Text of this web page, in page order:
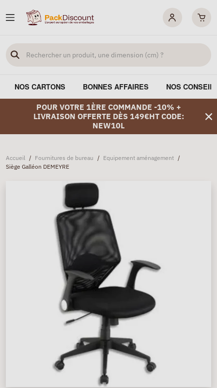
NOS CARTONS BONNES AFFAIRES NOS
POUR VOTRE 1ÈRE COMMANDE -10% +
LIVRAISON OFFERTE DÈS 149€HT CODE:
NEW10L
Accueil / Fournitures de bureau / Equipement aménagement /
Siège Galléon DEMEYRE